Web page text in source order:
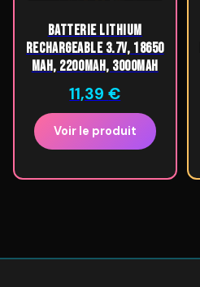
Batterie Lithium
Rechargeable 3.7V, 18650
mah, 2200mah, 3000mah
11,39€
Voir le produit